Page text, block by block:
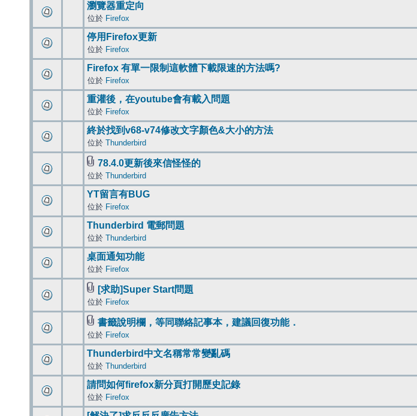
瀏覽器重定向
位於 Firefox
停用Firefox更新
位於 Firefox
Firefox 有單一限制這軟體下載限速的方法嗎?
位於 Firefox
重灌後，在youtube會有載入問題
位於 Firefox
終於找到v68-v74修改文字顏色&大小的方法
位於 Thunderbird
78.4.0更新後來信怪怪的
位於 Thunderbird
YT留言有BUG
位於 Firefox
Thunderbird 電郵問題
位於 Thunderbird
桌面通知功能
位於 Firefox
[求助]Super Start問題
位於 Firefox
書籤說明欄，等同聯絡記事本，建議回復功能．
位於 Firefox
Thunderbird中文名稱常常變亂碼
位於 Thunderbird
請問如何firefox新分頁打開歷史記錄
位於 Firefox